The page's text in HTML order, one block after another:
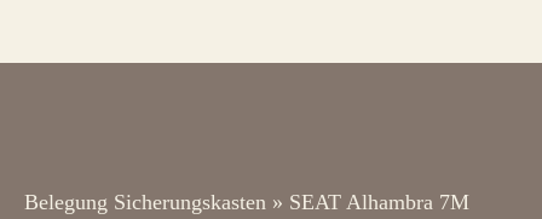
Belegung Sicherungskasten » SEAT Alhambra 7M